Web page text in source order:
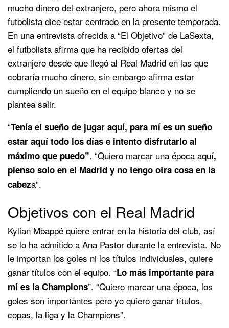
mucho dinero del extranjero, pero ahora mismo el
futbolista dice estar centrado en la presente temporada.
En una entrevista ofrecida a “El Objetivo” de LaSexta,
el futbolista afirma que ha recibido ofertas del
extranjero desde que llegó al Real Madrid en las que
cobraría mucho dinero, sin embargo afirma estar
cumpliendo un sueño en el equipo blanco y no se
plantea salir.
“Tenía el sueño de jugar aquí, para mí es un sueño
estar aquí todo los días e intento disfrutarlo al
máximo que puedo”. “Quiero marcar una época aquí,
pienso solo en el Madrid y no tengo otra cosa en la
cabeza”.
Objetivos con el Real Madrid
Kylian Mbappé quiere entrar en la historia del club, así
se lo ha admitido a Ana Pastor durante la entrevista. No
le importan los goles ni los títulos individuales, quiere
ganar títulos con el equipo. “Lo más importante para
mí es la Champions”. “Quiero marcar una época, los
goles son importantes pero yo quiero ganar títulos,
copas, la liga y la Champions”.